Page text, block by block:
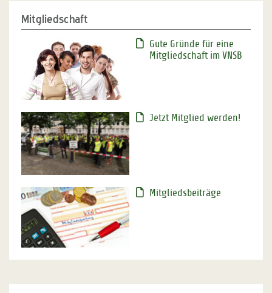
Mitgliedschaft
Gute Gründe für eine
Mitgliedschaft im VNSB
Jetzt Mitglied werden!
Mitgliedsbeiträge